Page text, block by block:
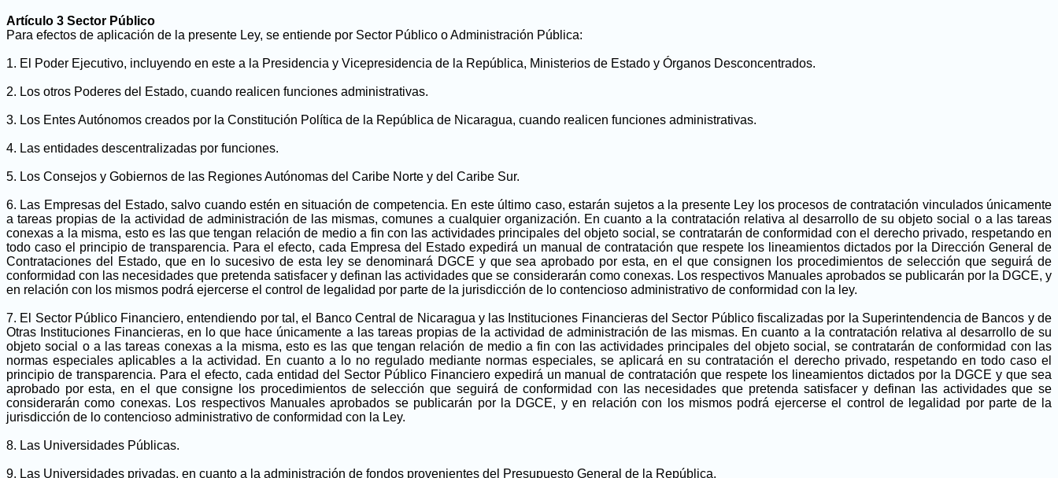
Artículo 3 Sector Público
Para efectos de aplicación de la presente Ley, se entiende por Sector Público o Administración Pública:
1. El Poder Ejecutivo, incluyendo en este a la Presidencia y Vicepresidencia de la República, Ministerios de Estado y Órganos Desconcentrados.
2. Los otros Poderes del Estado, cuando realicen funciones administrativas.
3. Los Entes Autónomos creados por la Constitución Política de la República de Nicaragua, cuando realicen funciones administrativas.
4. Las entidades descentralizadas por funciones.
5. Los Consejos y Gobiernos de las Regiones Autónomas del Caribe Norte y del Caribe Sur.
6. Las Empresas del Estado, salvo cuando estén en situación de competencia. En este último caso, estarán sujetos a la presente Ley los procesos de contratación vinculados únicamente
a tareas propias de la actividad de administración de las mismas, comunes a cualquier organización. En cuanto a la contratación relativa al desarrollo de su objeto social o a las tareas
conexas a la misma, esto es las que tengan relación de medio a fin con las actividades principales del objeto social, se contratarán de conformidad con el derecho privado, respetando en
todo caso el principio de transparencia. Para el efecto, cada Empresa del Estado expedirá un manual de contratación que respete los lineamientos dictados por la Dirección General de
Contrataciones del Estado, que en lo sucesivo de esta ley se denominará DGCE y que sea aprobado por esta, en el que consignen los procedimientos de selección que seguirá de
conformidad con las necesidades que pretenda satisfacer y definan las actividades que se considerarán como conexas. Los respectivos Manuales aprobados se publicarán por la DGCE, y
en relación con los mismos podrá ejercerse el control de legalidad por parte de la jurisdicción de lo contencioso administrativo de conformidad con la ley.
7. El Sector Público Financiero, entendiendo por tal, el Banco Central de Nicaragua y las Instituciones Financieras del Sector Público fiscalizadas por la Superintendencia de Bancos y de
Otras Instituciones Financieras, en lo que hace únicamente a las tareas propias de la actividad de administración de las mismas. En cuanto a la contratación relativa al desarrollo de su
objeto social o a las tareas conexas a la misma, esto es las que tengan relación de medio a fin con las actividades principales del objeto social, se contratarán de conformidad con las
normas especiales aplicables a la actividad. En cuanto a lo no regulado mediante normas especiales, se aplicará en su contratación el derecho privado, respetando en todo caso el
principio de transparencia. Para el efecto, cada entidad del Sector Público Financiero expedirá un manual de contratación que respete los lineamientos dictados por la DGCE y que sea
aprobado por esta, en el que consigne los procedimientos de selección que seguirá de conformidad con las necesidades que pretenda satisfacer y definan las actividades que se
considerarán como conexas. Los respectivos Manuales aprobados se publicarán por la DGCE, y en relación con los mismos podrá ejercerse el control de legalidad por parte de la
jurisdicción de lo contencioso administrativo de conformidad con la Ley.
8. Las Universidades Públicas.
9. Las Universidades privadas, en cuanto a la administración de fondos provenientes del Presupuesto General de la República.